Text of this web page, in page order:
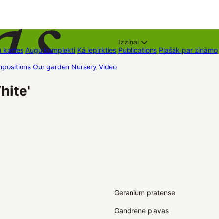
kartes Augu komplekti Kā iepirkties
Izziņai
Publications Plašāk par zināmo
Our garden Nursery Video
Geranium pratense
Gandrene pļavas